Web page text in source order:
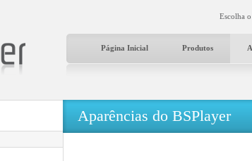
Escolha
Página Inicial Produtos
Aparências do BSPlayer